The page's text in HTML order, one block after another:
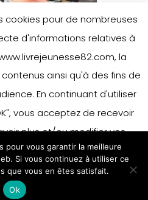
cookies pour de nombreuses
d'informations relatives à
la
ainsi qu'à des fins de
En continuant d'utiliser
vous acceptez de recevoir
plus et/ou modifier vos
merci de vous référer
les cookies.
Accepter
plus
pour vous garantir la meilleure
Si vous continuez à utiliser ce
que vous en êtes satisfait.
Ok